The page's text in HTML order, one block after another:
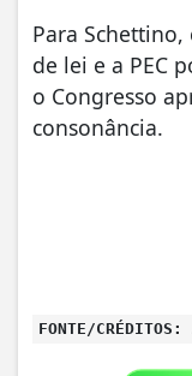
Para
de lei e a PEC
o Congresso
consonância.
FONTE/CRÉDITOS: